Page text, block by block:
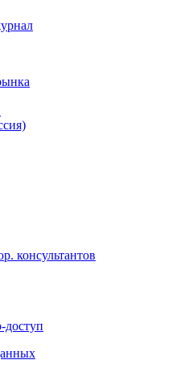
консультантов